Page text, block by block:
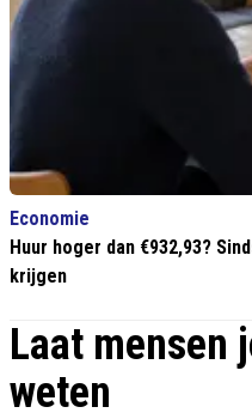
Economie
Huur hoger dan €932,93?
krijgen
Laat mensen
weten